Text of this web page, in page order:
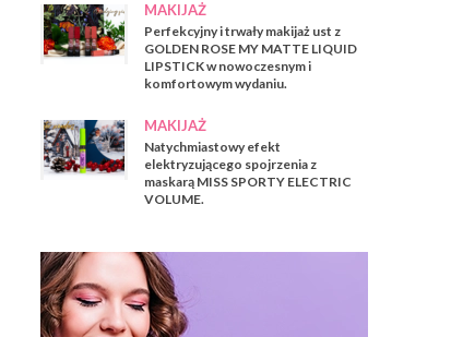
MAKIJAŻ
Perfekcyjny i trwały makijaż ust z
GOLDEN ROSE MY MATTE LIQUID
LIPSTICK w nowoczesnym i
komfortowym wydaniu.
MAKIJAŻ
Natychmiastowy efekt
elektryzującego spojrzenia z
maskarą MISS SPORTY ELECTRIC
VOLUME.